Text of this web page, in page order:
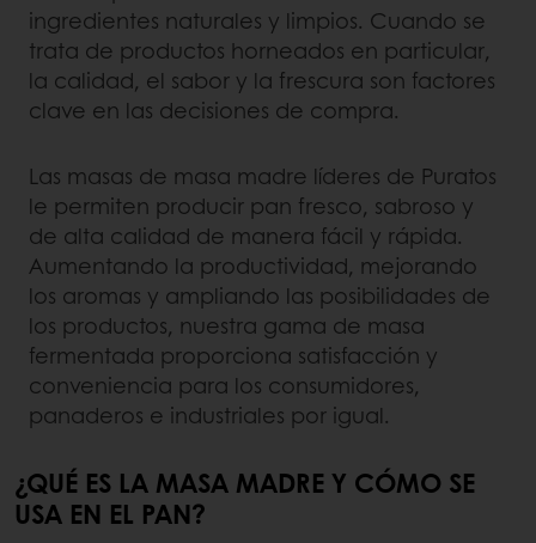
ingredientes naturales y limpios. Cuando se
trata de productos horneados en particular,
la calidad, el sabor y la frescura son factores
clave en las decisiones de compra.
Las masas de masa madre líderes de Puratos
le permiten producir pan fresco, sabroso y
de alta calidad de manera fácil y rápida.
Aumentando la productividad, mejorando
los aromas y ampliando las posibilidades de
los productos, nuestra gama de masa
fermentada proporciona satisfacción y
conveniencia para los consumidores,
panaderos e industriales por igual.
¿QUÉ ES LA MASA MADRE Y CÓMO SE
USA EN EL PAN?